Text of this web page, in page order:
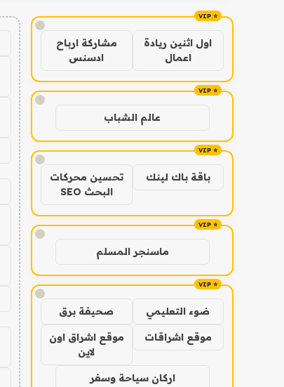
!
اول اثنين ريادة
اعمال
مشاركة ارباح
ادسنس
!
عالم الشباب
!
باقة باك لينك
تحسين محركات
البحث SEO
!
ماسنجر المسلم
!
ضوء التعليمي صحيفة برق
موقع اشراقات
موقع اشراق اون
لاين
اركان سياحة وسفر